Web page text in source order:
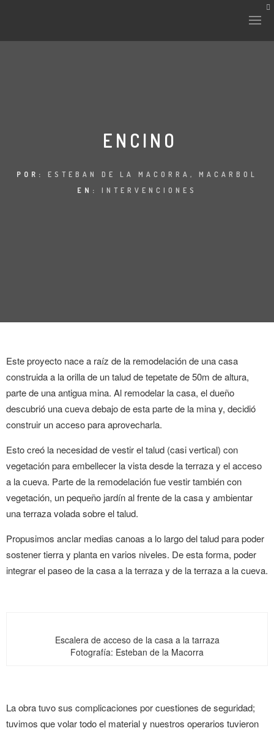
PLANTAE Y FAUNA
EVENTOS
LANDUUM
COLABORADORES
ENCINO
POR: ESTEBAN DE LA MACORRA, MACARBOL
EN: INTERVENCIONES
Este proyecto nace a raíz de la remodelación de una casa
construida a la orilla de un talud de tepetate de 50m de altura,
parte de una antigua mina. Al remodelar la casa, el dueño
descubrió una cueva debajo de esta parte de la mina y, decidió
construir un acceso para aprovecharla.
Esto creó la necesidad de vestir el talud (casi vertical) con
vegetación para embellecer la vista desde la terraza y el acceso
a la cueva. Parte de la remodelación fue vestir también con
vegetación, un pequeño jardín al frente de la casa y ambientar
una terraza volada sobre el talud.
Propusimos anclar medias canoas a lo largo del talud para poder
sostener tierra y planta en varios niveles. De esta forma, poder
integrar el paseo de la casa a la terraza y de la terraza a la cueva.
Escalera de acceso de la casa a la tarraza
Fotografía: Esteban de la Macorra
La obra tuvo sus complicaciones por cuestiones de seguridad;
tuvimos que volar todo el material y nuestros operarios tuvieron